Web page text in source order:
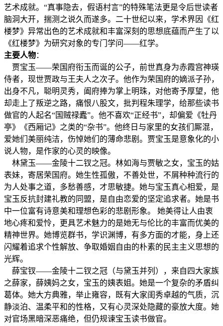
艺术成就。“真事隐去，假语村言”的特殊笔法更是令后世读者
脑洞大开，揣测之说久而遂多。二十世纪以来，学术界因《红
楼梦》异常出色的艺术成就和丰富深刻的思想底蕴而产生了以
《红楼梦》为研究对象的专门学问——红学。
主要人物：
贾宝玉——荣国府衔玉而诞的公子，前世真身为赤霞宫神瑛
侍者，现世贾政与王夫人之次子。他作为荣国府的嫡派子孙，
出身不凡，聪明灵秀，阖府捧为掌上明珠，对他寄予厚望，他
却走上了叛逆之路，痛恨八股文，批判程朱理学，给那些读书
做官的人起名“国贼禄蠹”。他不喜欢“正经书”，却偏爱《牡丹
亭》《西厢记》之类的“杂书”。他终日与家里的女孩们厮混，
爱她们美丽纯洁，伤悼她们的薄命悲剧。贾宝玉是意象化的小
说人物，是作家的心灵的映像。
林黛玉——金陵十二钗之冠。林如海与贾敏之女，宝玉的姑
表妹，寄居荣国府。她生性孤傲，不善处世，不屑种种流行的
为人处事之道，多愁善感，才思敏捷。她与宝玉真心相爱，是
宝玉反抗封建礼教的同盟，是自由恋爱的坚定追求者。她是书
中一位富有诗意美和理想色彩的悲剧形象。 她美得让人由衷
地心疼和爱怜，更具艺术魅力的是她无与伦比的丰富而优美的
精神世界。她博览群书，学识渊博，有多方面的才能，身上还
闪耀着追求个性解放、争取婚姻自由的朴素的民主主义思想的
光辉。
薛宝钗——金陵十二钗之冠（与黛玉并列），来自四大家族
之薛家，薛姨妈之女，宝玉的姨表姐。她是一个复杂的矛盾纠
葛体。她大方典雅，举止雍容，既有大家闺秀卓越的气质，沉
静淡泊、温柔平和的性格，又有心灵深处隐藏的豪放大度。她
对官场黑暗深恶痛绝，但仍规谏宝玉读书做官。